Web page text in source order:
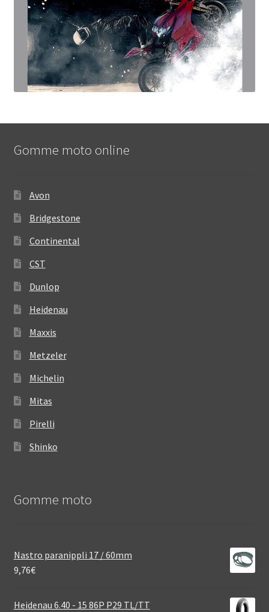
Gomme moto online
Avon
Bridgestone
Continental
CST
Dunlop
Heidenau
Maxxis
Metzeler
Michelin
Mitas
Pirelli
Shinko
Gomme moto
Nastro paranippli 17 / 60mm
9,76€
Heidenau 6.40 - 15 86P P29 TL/TT